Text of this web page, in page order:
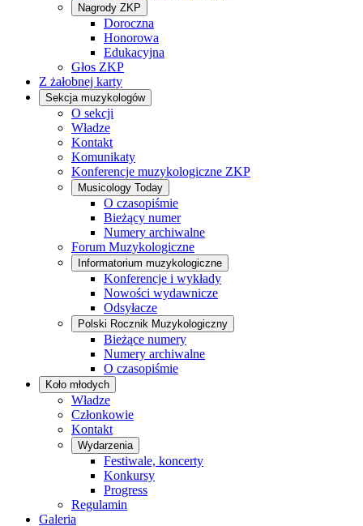
Nagrody ZKP
Doroczna
Honorowa
Edukacyjna
Głos ZKP
Z żałobnej karty
Sekcja muzykologów
O sekcji
Władze
Kontakt
Komunikaty
Konferencje muzykologiczne ZKP
Musicology Today
O czasopiśmie
Bieżący numer
Numery archiwalne
Forum Muzykologiczne
Informatorium muzykologiczne
Konferencje i wykłady
Nowości wydawnicze
Odsyłacze
Polski Rocznik Muzykologiczny
Bieżące numery
Numery archiwalne
O czasopiśmie
Koło młodych
Władze
Członkowie
Kontakt
Wydarzenia
Festiwale, koncerty
Konkursy
Progress
Regulamin
Galeria